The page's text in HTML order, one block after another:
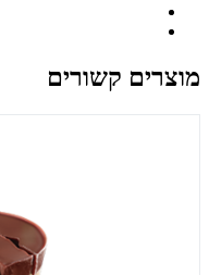
מוצרים קשורים